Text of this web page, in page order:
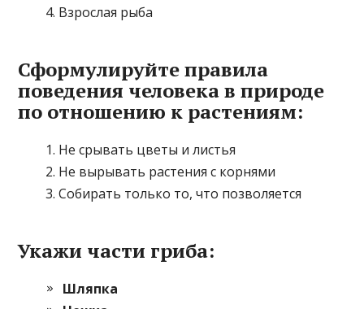
Взрослая рыба
Сформулируйте правила
поведения человека в природе
по отношению к растениям:
Не срывать цветы и листья
Не вырывать растения с корнями
Собирать только то, что позволяется
Укажи части гриба:
Шляпка